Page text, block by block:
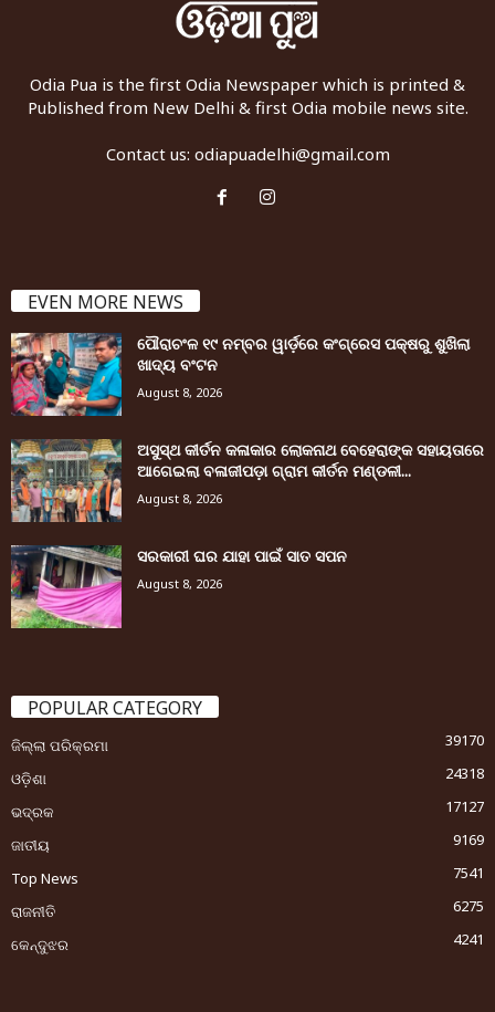
Odia Pua is the first Odia Newspaper which is printed &
Published from New Delhi & first Odia mobile news site.
Contact us: odiapuadelhi@gmail.com
EVEN MORE NEWS
ପୌରାଚଂଳ ୧୯ ନମ୍ବର ୱାର୍ଡ଼ରେ କଂଗ୍ରେସ ପକ୍ଷରୁ ଶୁଖିଲା
ଖାଦ୍ୟ ବଂଟନ
August 8, 2026
ଅସୁସ୍ଥ କୀର୍ତନ କଳାକାର ଲୋକନାଥ ବେହେରାଙ୍କ ସହାୟତାରେ
ଆଗେଇଲା ବଳାଜୀପଡ଼ା ଗ୍ରାମ କୀର୍ତନ ମଣ୍ଡଳୀ...
August 8, 2026
ସରକାରୀ ଘର ଯାହା ପାଇଁ ସାତ ସପନ
August 8, 2026
POPULAR CATEGORY
ଜିଲ୍ଲା ପରିକ୍ରମା
39170
ଓଡ଼ିଶା
24318
ଭଦ୍ରକ
17127
ଜାତୀୟ
9169
Top News
7541
ରାଜନୀତି
6275
କେନ୍ଦୁଝର
4241